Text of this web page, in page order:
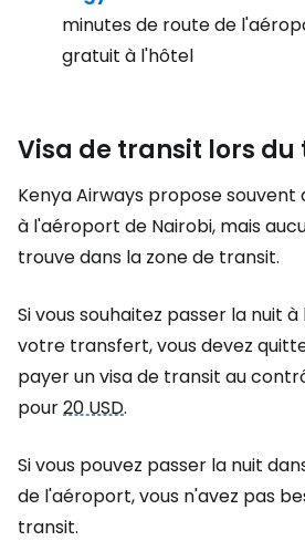
minutes de route de
gratuit à l'hôtel
Visa de transit lors
Kenya Airways propose souvent
à l'aéroport de Nairobi, mais
trouve dans la zone de transit.
Si vous souhaitez passer la nuit
votre transfert, vous devez
payer un visa de transit au
pour20 USD.
Si vous pouvez passer la nuit
de l'aéroport, vous n'avez pas
transit.